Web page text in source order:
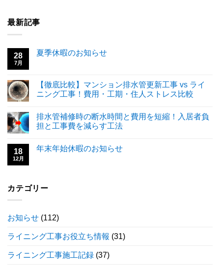
最新記事
28
7月
夏季休暇のお知らせ
【徹底比較】マンション排水管更新工事 vs ライ
ニング工事！費用・工期・住人ストレス比較
排水管補修時の断水時間と費用を短縮！入居者負
担と工事費を減らす工法
18
12月
年末年始休暇のお知らせ
カテゴリー
お知らせ (112)
ライニング工事お役立ち情報 (31)
ライニング工事施工記録 (37)